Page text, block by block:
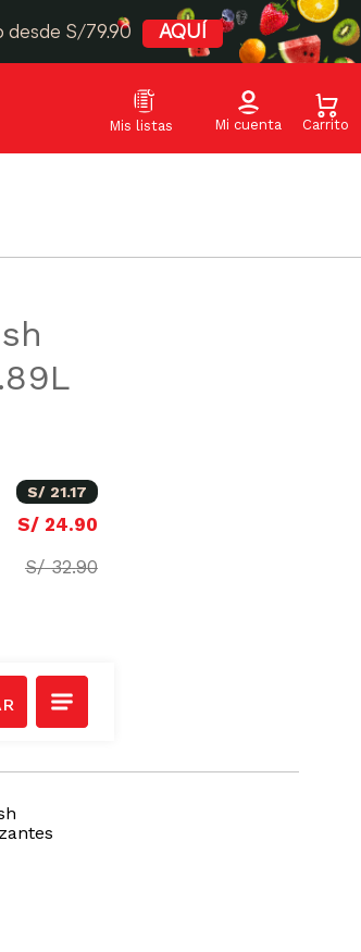
desde S/79.90 AQUÍ
S/ 21.17
S/ 24.90
S/ 32.90